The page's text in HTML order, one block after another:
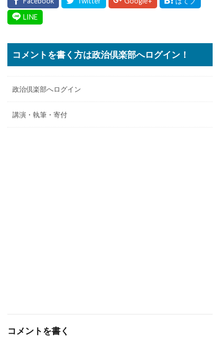
コメントを書く方は政治倶楽部へログイン！
政治倶楽部へログイン
講演・執筆・寄付
コメントを書く